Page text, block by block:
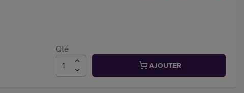
Qté
AJOUTER